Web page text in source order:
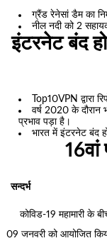
ग्रैंड रेनेसां डैम का
नील नदी को 2
इंटरनेट बंद
Top10VPN द्वारा
वर्ष 2020 के दौरान
प्रभाव पड़ा है।
भारत में इंटरनेट बंद
16वां
सन्दर्भ
कोविड-19 महामारी के
09 जनवरी को आयोजित